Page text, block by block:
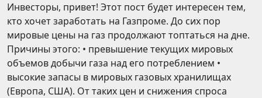
Инвесторы, привет! Этот пост будет интересен тем,
кто хочет заработать на Газпроме. До сих пор
мировые цены на газ продолжают топтаться на дне.
Причины этого: • превышение текущих мировых
объемов добычи газа над его потреблением •
высокие запасы в мировых газовых хранилищах
(Европа, США). От таких цен и снижения спроса